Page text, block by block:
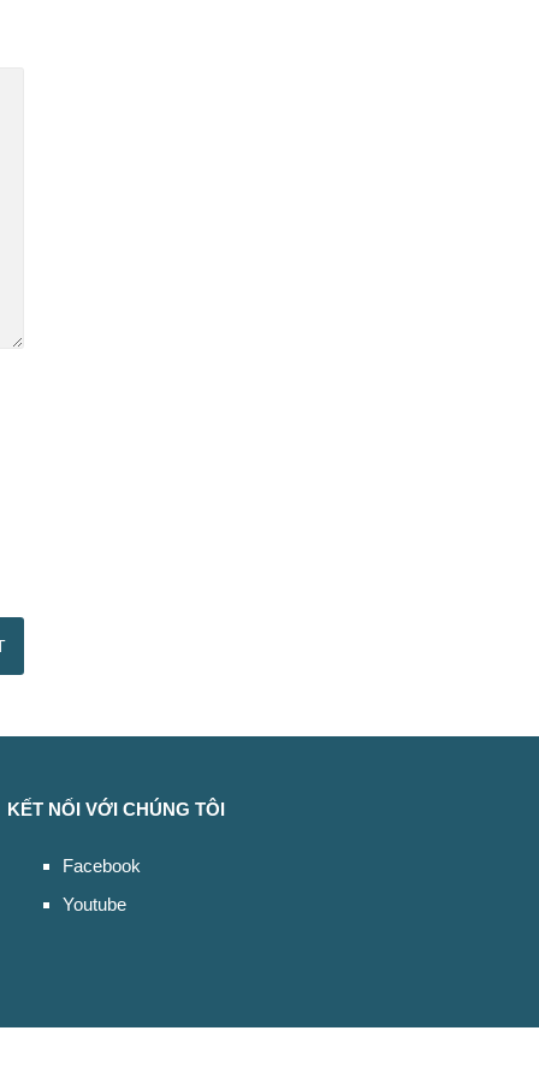
KẾT NỐI VỚI CHÚNG TÔI
Facebook
Youtube